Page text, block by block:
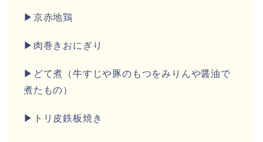
▶京赤地鶏
▶肉巻きおにぎり
▶どて煮（牛すじや豚のもつをみりんや醤油で
煮たもの）
▶トリ皮鉄板焼き